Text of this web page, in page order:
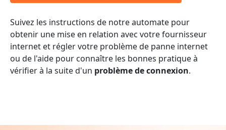
Suivez les instructions de notre automate pour
obtenir une mise en relation avec votre fournisseur
internet et régler votre problème de panne internet
ou de l'aide pour connaître les bonnes pratique à
vérifier à la suite d'un problème de connexion.